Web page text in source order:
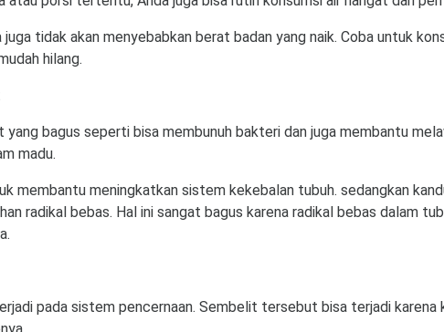
tidak akan menyebabkan berat badan yang naik. Coba untuk
hilang.
yang bagus seperti bisa membunuh bakteri dan juga membantu
madu.
membantu meningkatkan sistem kekebalan tubuh. sedangkan
radikal bebas. Hal ini sangat bagus karena radikal bebas dalam
pada sistem pencernaan. Sembelit tersebut bisa terjadi karena